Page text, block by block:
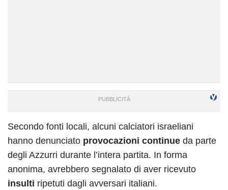
Secondo fonti locali, alcuni calciatori israeliani
hanno denunciato provocazioni continue da parte
degli Azzurri durante l’intera partita. In forma
anonima, avrebbero segnalato di aver ricevuto
insulti ripetuti dagli avversari italiani.